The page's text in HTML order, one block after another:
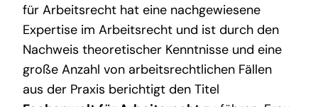
für Arbeitsrecht hat eine nachgewiesene
Expertise im Arbeitsrecht und ist durch den
Nachweis theoretischer Kenntnisse und eine
große Anzahl von arbeitsrechtlichen Fällen
aus der Praxis berichtigt den Titel